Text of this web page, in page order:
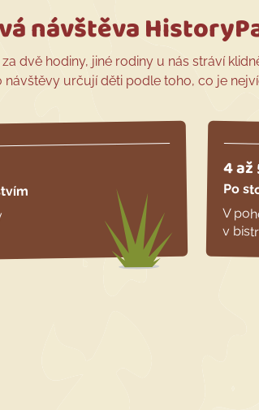
návštěva
dvě hodiny, jiné rodiny u nás stráví
návštěvy určují děti podle toho, co je
4
Po
V
v